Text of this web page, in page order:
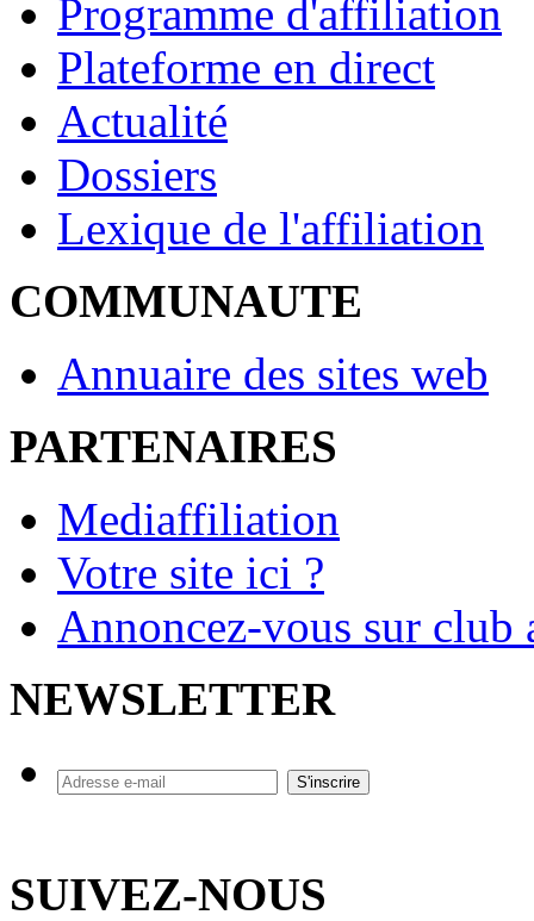
Programme d'affiliation
Plateforme en direct
Actualité
Dossiers
Lexique de l'affiliation
COMMUNAUTE
Annuaire des sites web
PARTENAIRES
Mediaffiliation
Votre site ici ?
Annoncez-vous sur
NEWSLETTER
SUIVEZ-NOUS